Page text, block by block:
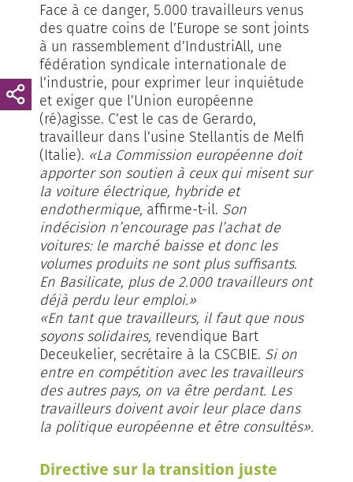
Face à ce danger, 5.000 travailleurs venus
des quatre coins de l’Europe se sont joints
à un rassemblement d’IndustriAll, une
fédération syndicale internationale de
l’industrie, pour exprimer leur inquiétude
et exiger que l’Union européenne
(ré)agisse. C’est le cas de Gerardo,
travailleur dans l’usine Stellantis de Melfi
(Italie). «La Commission européenne doit
apporter son soutien à ceux qui misent sur
la voiture électrique, hybride et
endothermique, affirme-t-il. Son
indécision n’encourage pas l’achat de
voitures: le marché baisse et donc les
volumes produits ne sont plus suffisants.
En Basilicate, plus de 2.000 travailleurs ont
déjà perdu leur emploi.»
«En tant que travailleurs, il faut que nous
soyons solidaires, revendique Bart
Deceukelier, secrétaire à la CSCBIE. Si on
entre en compétition avec les travailleurs
des autres pays, on va être perdant. Les
travailleurs doivent avoir leur place dans
la politique européenne et être consultés».
Directive sur la transition juste